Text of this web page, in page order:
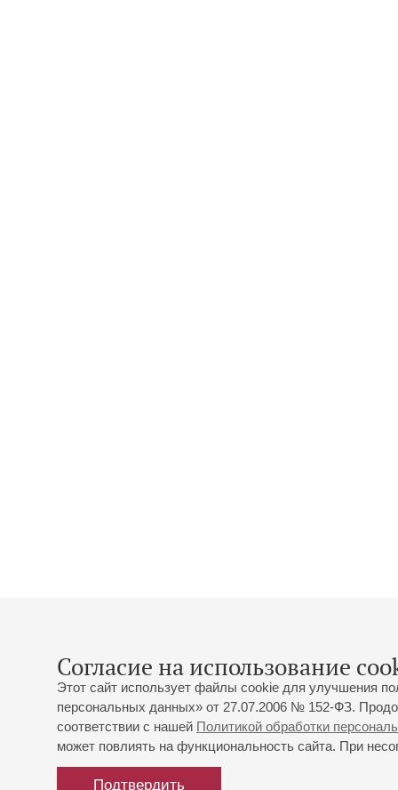
Согласие на использование
Этот сайт использует файлы cookie для улучшения
персональных данных» от 27.07.2006 № 152-ФЗ.
соответствии с нашей Политикой обработки
может повлиять на функциональность сайта. При
Подтвердить